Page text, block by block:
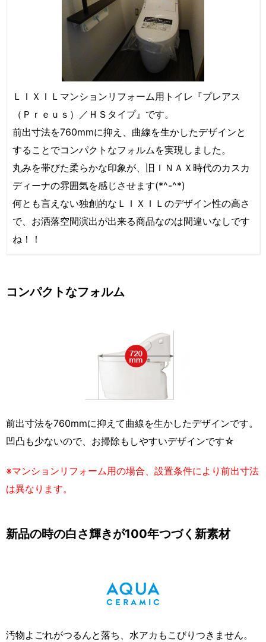
ＬＩＸＩＬマンションリフォーム用トイレ『プレアス
（Ｐｒｅｕｓ）／ＨＳタイプ』です。
前出寸法を760mmに抑え、曲線を生かしたデザインと
することでコンパクトなフォルムを実現しました。
丸みを帯びた柔らかな印象が、旧ＩＮＡＸ時代のカスカ
ディーナの雰囲気を感じさせます(*^-^*)
何とも言えない独創的なＬＩＸＩＬのデザイン性の高さ
で、お洒落空間演出が出来る商品なのは間違いなしです
ね！！
コンパクトなフォルム
前出寸法を760mmに抑えて曲線を生かしたデザインです。
凹凸も少ないので、お掃除もしやすいデザインです☆
※マンションリフォーム用の場合、設置条件により前出寸法
は異なります。
新品の時の白さ輝きが100年つづく新素材
汚物よごれがつるんと落ち、水アカもこびりつきません。